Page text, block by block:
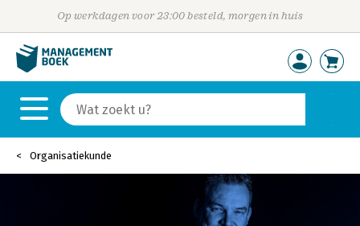
Op werkdagen voor 23:00 besteld, morgen in huis
Organisatiekunde